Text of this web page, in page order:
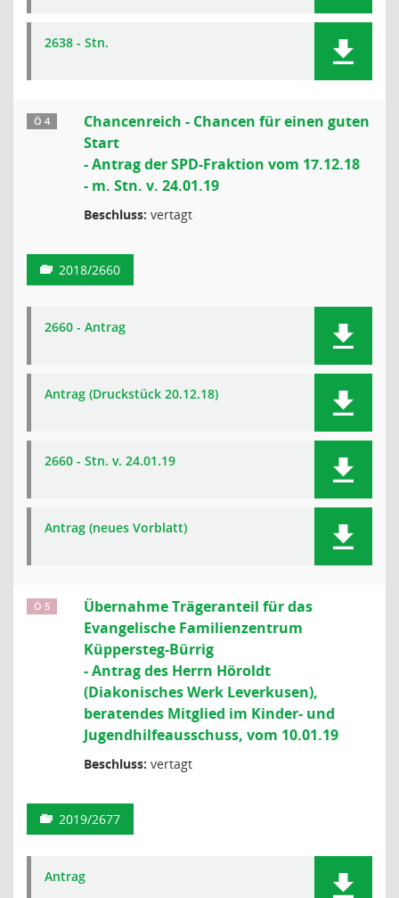
2638 - Stn.
Ö 4
Chancenreich - Chancen für einen guten
Start
- Antrag der SPD-Fraktion vom 17.12.18
- m. Stn. v. 24.01.19
Beschluss: vertagt
2018/2660
2660 - Antrag
Antrag (Druckstück 20.12.18)
2660 - Stn. v. 24.01.19
Antrag (neues Vorblatt)
Ö 5
Übernahme Trägeranteil für das
Evangelische Familienzentrum
Küppersteg-Bürrig
- Antrag des Herrn Höroldt
(Diakonisches Werk Leverkusen),
beratendes Mitglied im Kinder- und
Jugendhilfeausschuss, vom 10.01.19
Beschluss: vertagt
2019/2677
Antrag